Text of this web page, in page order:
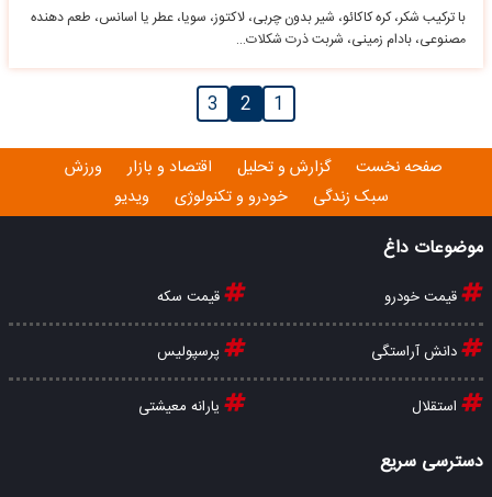
با ترکیب شکر، کره کاکائو، شیر بدون چربی، لاکتوز، سویا، عطر یا اسانس، طعم دهنده
مصنوعی، بادام زمینی، شربت ذرت شکلات…
1
2
3
صفحه نخست گزارش و تحلیل اقتصاد و بازار
ورزش
سبک زندگی
خودرو و تکنولوژی ویدیو
موضوعات داغ
قیمت خودرو قیمت سکه
دانش آراستگی پرسپولیس
استقلال یارانه معیشتی
دسترسی سریع